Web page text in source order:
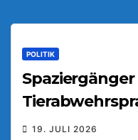
POLITIK
19. JULI 2026